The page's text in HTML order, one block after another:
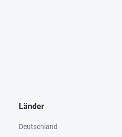
Länder
Deutschland